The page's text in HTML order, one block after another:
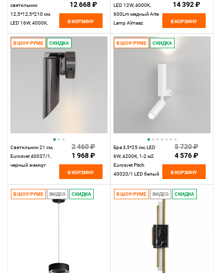
светильник
12,5*12,5*210 см,
LED 16W, 4000K,
MS.1120.2 CR
12 668 ₽
В КОРЗИНУ
LED 12W, 4000K,
600Lm медный Arte
Lamp Almaaz
14 392 ₽
В КОРЗИНУ
В ШОУ-РУМЕ СКИДКА
Светильник 21 см,
Eurosvet 40037/1,
черный жемчуг
2 460 ₽
1 968 ₽
В КОРЗИНУ
В ШОУ-РУМЕ СКИДКА
Бра 3,5*25 см, LED
6W, 4200К, 1-2 м2
Eurosvet Pitch
40020/1 LED белый
5 720 ₽
4 576 ₽
В КОРЗИНУ
В ШОУ-РУМЕ ВИДЕО СКИДКА В ШОУ-РУМЕ ВИДЕО СКИДКА